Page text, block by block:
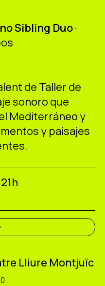
Sibling Duo·
de Taller de
sonoro que
Mediterráneo y
y paisajes
21h
Lliure Montjuïc